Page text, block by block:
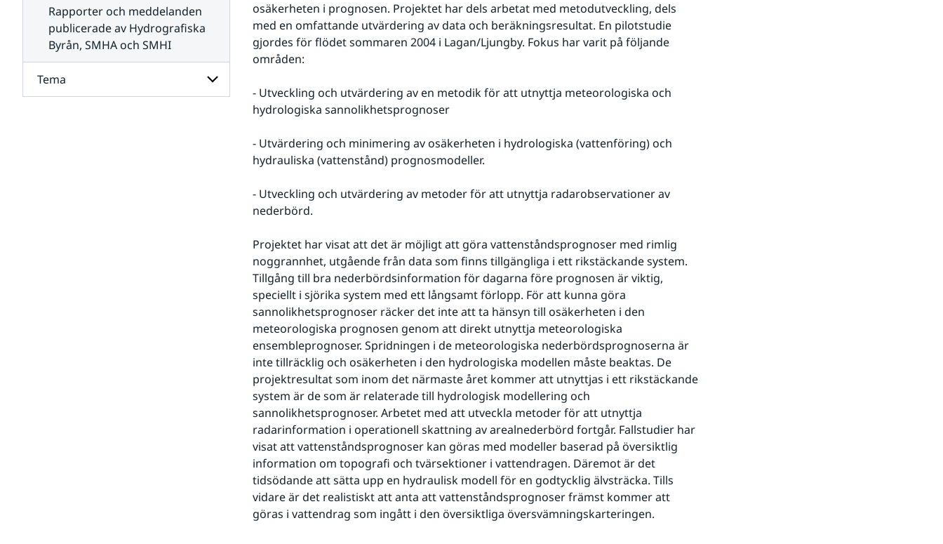
Rapporter och meddelanden
publicerade av Hydrografiska
Byrån, SMHA och SMHI
Tema
Undersidor
osäkerheten i prognosen. Projektet har dels arbetat med metodutveckling, dels
med en omfattande utvärdering av data och beräkningsresultat. En pilotstudie
gjordes för flödet sommaren 2004 i Lagan/Ljungby. Fokus har varit på följande
områden:
- Utveckling och utvärdering av en metodik för att utnyttja meteorologiska och
hydrologiska sannolikhetsprognoser
- Utvärdering och minimering av osäkerheten i hydrologiska (vattenföring) och
hydrauliska (vattenstånd) prognosmodeller.
- Utveckling och utvärdering av metoder för att utnyttja radarobservationer av
nederbörd.
Projektet har visat att det är möjligt att göra vattenståndsprognoser med rimlig
noggrannhet, utgående från data som finns tillgängliga i ett rikstäckande system.
Tillgång till bra nederbördsinformation för dagarna före prognosen är viktig,
speciellt i sjörika system med ett långsamt förlopp. För att kunna göra
sannolikhetsprognoser räcker det inte att ta hänsyn till osäkerheten i den
meteorologiska prognosen genom att direkt utnyttja meteorologiska
ensembleprognoser. Spridningen i de meteorologiska nederbördsprognoserna är
inte tillräcklig och osäkerheten i den hydrologiska modellen måste beaktas. De
projektresultat som inom det närmaste året kommer att utnyttjas i ett rikstäckande
system är de som är relaterade till hydrologisk modellering och
sannolikhetsprognoser. Arbetet med att utveckla metoder för att utnyttja
radarinformation i operationell skattning av arealnederbörd fortgår. Fallstudier har
visat att vattenståndsprognoser kan göras med modeller baserad på översiktlig
information om topografi och tvärsektioner i vattendragen. Däremot är det
tidsödande att sätta upp en hydraulisk modell för en godtycklig älvsträcka. Tills
vidare är det realistiskt att anta att vattenståndsprognoser främst kommer att
göras i vattendrag som ingått i den översiktliga översvämningskarteringen.